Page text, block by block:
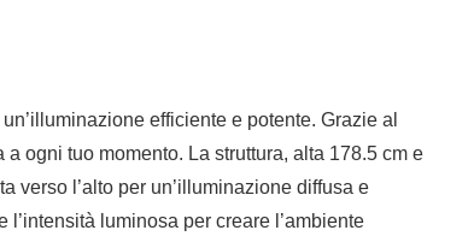
efficiente e potente. Grazie al
ogni tuo momento. La struttura, alta 178.5 cm e
verso l’alto per un’illuminazione diffusa e
luminosa per creare l’ambiente